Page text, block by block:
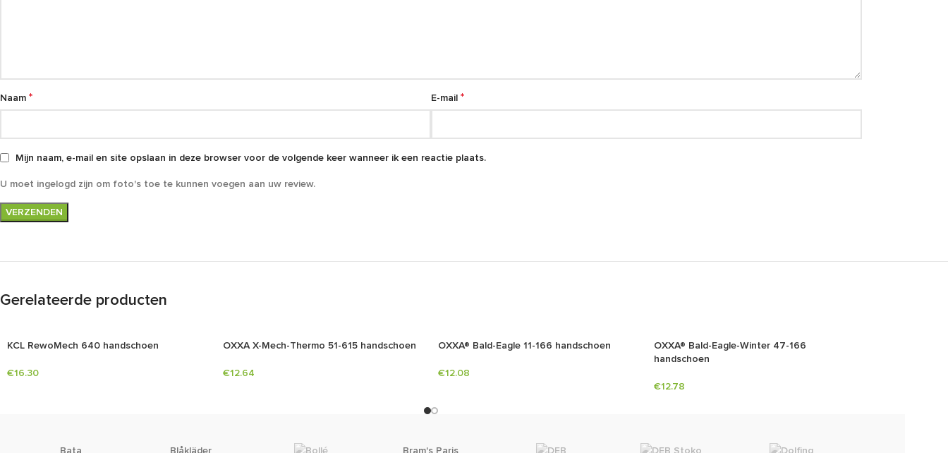
Naam * E-mail *
Mijn naam, e-mail en site opslaan in deze browser voor de volgende keer wanneer ik een reactie plaats.
U moet ingelogd zijn om foto's toe te kunnen voegen aan uw review.
Gerelateerde producten
KCL RewoMech 640 handschoen
€16.30
OXXA X-Mech-Thermo 51-615 handschoen
€12.64
OXXA® Bald-Eagle 11-166 handschoen
€12.08
OXXA® Bald-Eagle-Winter 47-166
handschoen
€12.78
Bata Blåkläder Bram's Paris